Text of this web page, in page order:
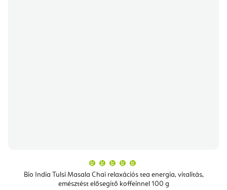
Bio India Tulsi Masala Chai relaxációs tea energia, vitalitás,
emésztést elősegítő koffeinnel 100 g
átlagos
értékelése
5-